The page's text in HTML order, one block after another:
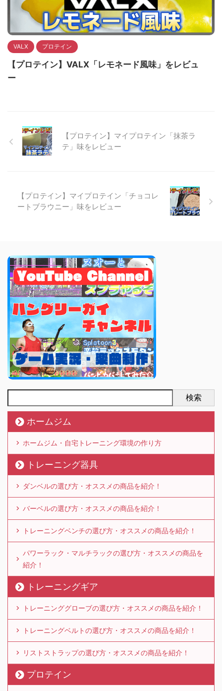
VALX プロテイン
【プロテイン】VALX「レモネード風味」をレビュ
ー
【プロテイン】マイプロテイン「抹茶ラ
テ」味をレビュー
【プロテイン】マイプロテイン「チョコレ
ートブラウニー」味をレビュー
検索
ホームジム
ホームジム・自宅トレーニング環境の作り方
トレーニング器具
ダンベルの選び方・オススメの商品を紹介！
バーベルの選び方・オススメの商品を紹介！
トレーニングベンチの選び方・オススメの商品を紹介！
パワーラック・マルチラックの選び方・オススメの商品を
紹介！
トレーニングギア
トレーニンググローブの選び方・オススメの商品を紹介！
トレーニングベルトの選び方・オススメの商品を紹介！
リストストラップの選び方・オススメの商品を紹介！
プロテイン